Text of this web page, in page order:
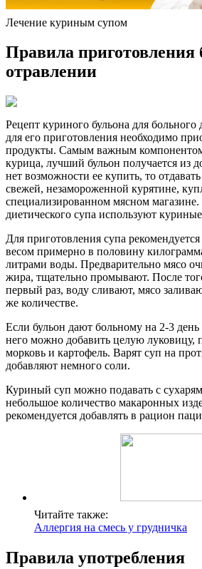
Лечение куриным супом
Правила приготовления
отравлении
Рецепт куриного бульона для больного
для его приготовления необходимо
продукты. Самым важным компонентом
курица, лучший бульон получается из
нет возможности ее купить, то
свежей, незамороженной курятине,
специализированном мясном
диетического супа используют
Для приготовления супа
весом примерно в половину
литрами воды. Предварительно мясо
жира, тщательно промывают. После
первый раз, воду сливают, мясо
же количестве.
Если бульон дают больному на 2-3 день
него можно добавить целую луковицу,
морковь и картофель. Варят суп на
добавляют немного соли.
Куриный суп можно подавать с
небольшое количество макаронных
рекомендуется добавлять в рацион
Читайте также:
Аллергия на смесь у грудничка
Правила употребления